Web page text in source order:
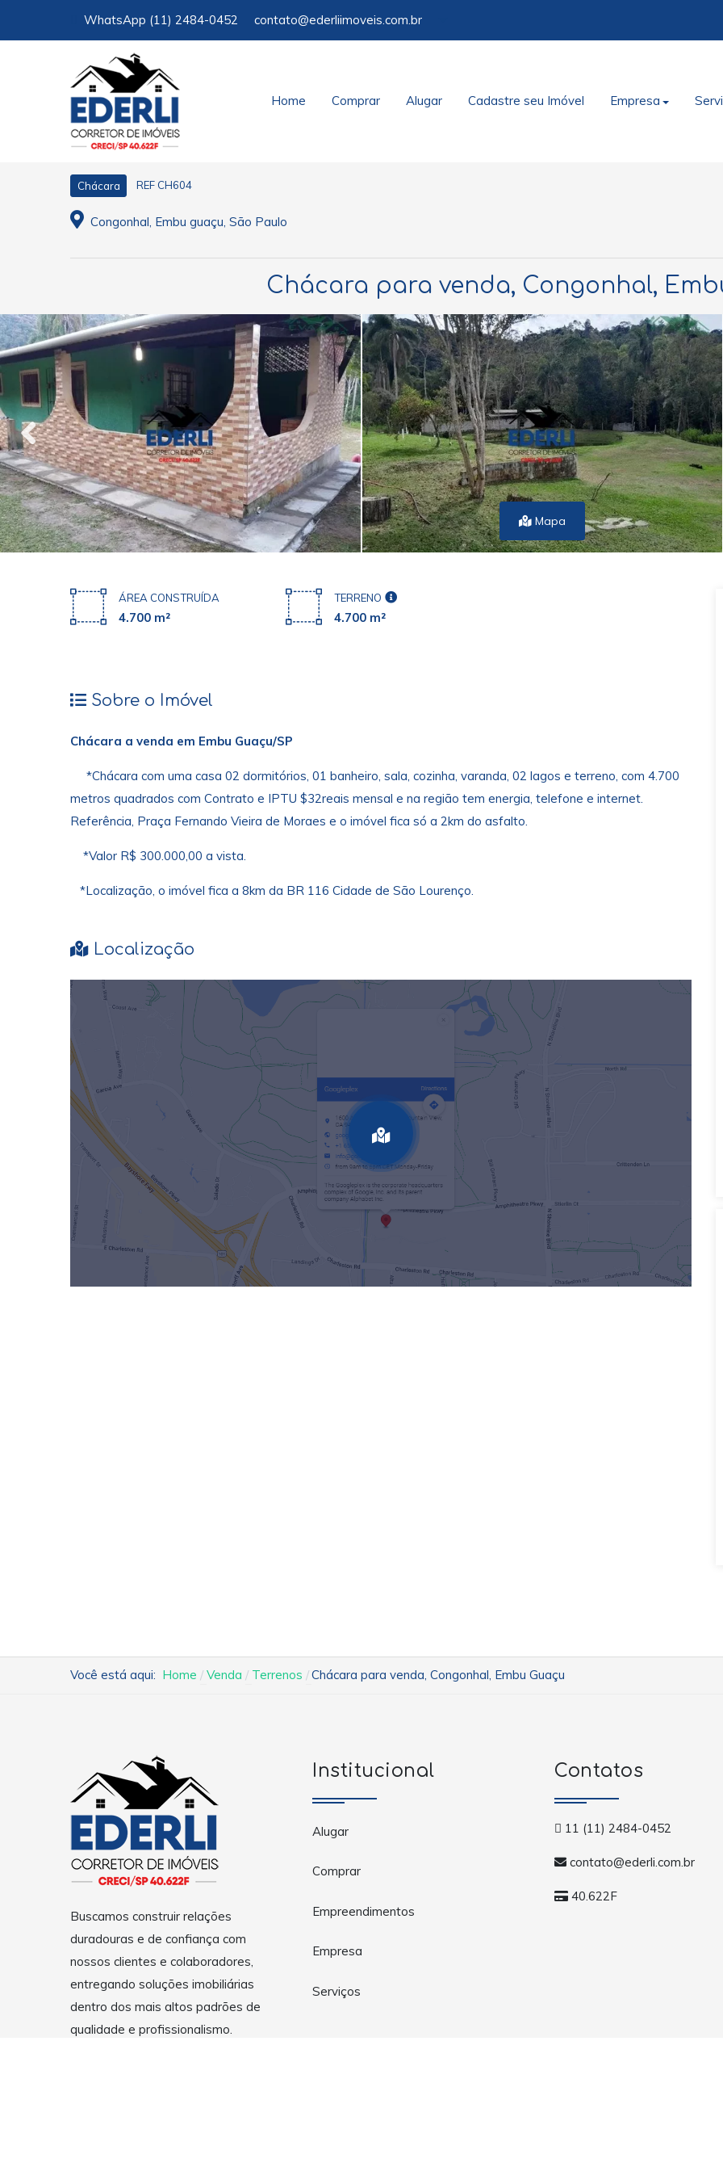
WhatsApp (11) 2484-0452 contato@ederliimoveis.com.br
Home Comprar Alugar Cadastre seu Imóvel Empresa
Chácara REF CH604
Congonhal, Embu guaçu, São Paulo
Chácara para venda, Congonhal,
Mapa
ÁREA CONSTRUÍDA
4.700 m²
TERRENO
4.700 m²
Sobre o Imóvel
Chácara a venda em Embu Guaçu/SP
*Chácara com uma casa 02 dormitórios, 01 banheiro, sala, cozinha, varanda, 02 lagos e terreno, com 4.700
metros quadrados com Contrato e IPTU $32reais mensal e na região tem energia, telefone e internet.
Referência, Praça Fernando Vieira de Moraes e o imóvel fica só a 2km do asfalto.
*Valor R$ 300.000,00 a vista.
*Localização, o imóvel fica a 8km da BR 116 Cidade de São Lourenço.
Localização
Você está aqui: Home Venda Terrenos Chácara para venda, Congonhal, Embu Guaçu
Buscamos construir relações
duradouras e de confiança com
nossos clientes e colaboradores,
entregando soluções imobiliárias
dentro dos mais altos padrões de
qualidade e profissionalismo.
Institucional
Alugar
Comprar
Empreendimentos
Empresa
Serviços
Contatos
11 (11) 2484-0452
contato@ederli.com.br
40.622F